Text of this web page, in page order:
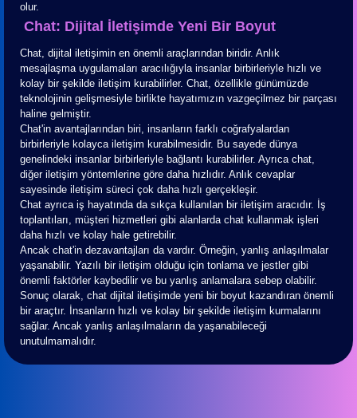
olur.
Chat: Dijital İletişimde Yeni Bir Boyut
Chat, dijital iletişimin en önemli araçlarından biridir. Anlık
mesajlaşma uygulamaları aracılığıyla insanlar birbirleriyle hızlı ve
kolay bir şekilde iletişim kurabilirler. Chat, özellikle günümüzde
teknolojinin gelişmesiyle birlikte hayatımızın vazgeçilmez bir parçası
haline gelmiştir.
Chat'in avantajlarından biri, insanların farklı coğrafyalardan
birbirleriyle kolayca iletişim kurabilmesidir. Bu sayede dünya
genelindeki insanlar birbirleriyle bağlantı kurabilirler. Ayrıca chat,
diğer iletişim yöntemlerine göre daha hızlıdır. Anlık cevaplar
sayesinde iletişim süreci çok daha hızlı gerçekleşir.
Chat ayrıca iş hayatında da sıkça kullanılan bir iletişim aracıdır. İş
toplantıları, müşteri hizmetleri gibi alanlarda chat kullanmak işleri
daha hızlı ve kolay hale getirebilir.
Ancak chat'in dezavantajları da vardır. Örneğin, yanlış anlaşılmalar
yaşanabilir. Yazılı bir iletişim olduğu için tonlama ve jestler gibi
önemli faktörler kaybedilir ve bu yanlış anlamalara sebep olabilir.
Sonuç olarak, chat dijital iletişimde yeni bir boyut kazandıran önemli
bir araçtır. İnsanların hızlı ve kolay bir şekilde iletişim kurmalarını
sağlar. Ancak yanlış anlaşılmaların da yaşanabileceği
unutulmamalıdır.